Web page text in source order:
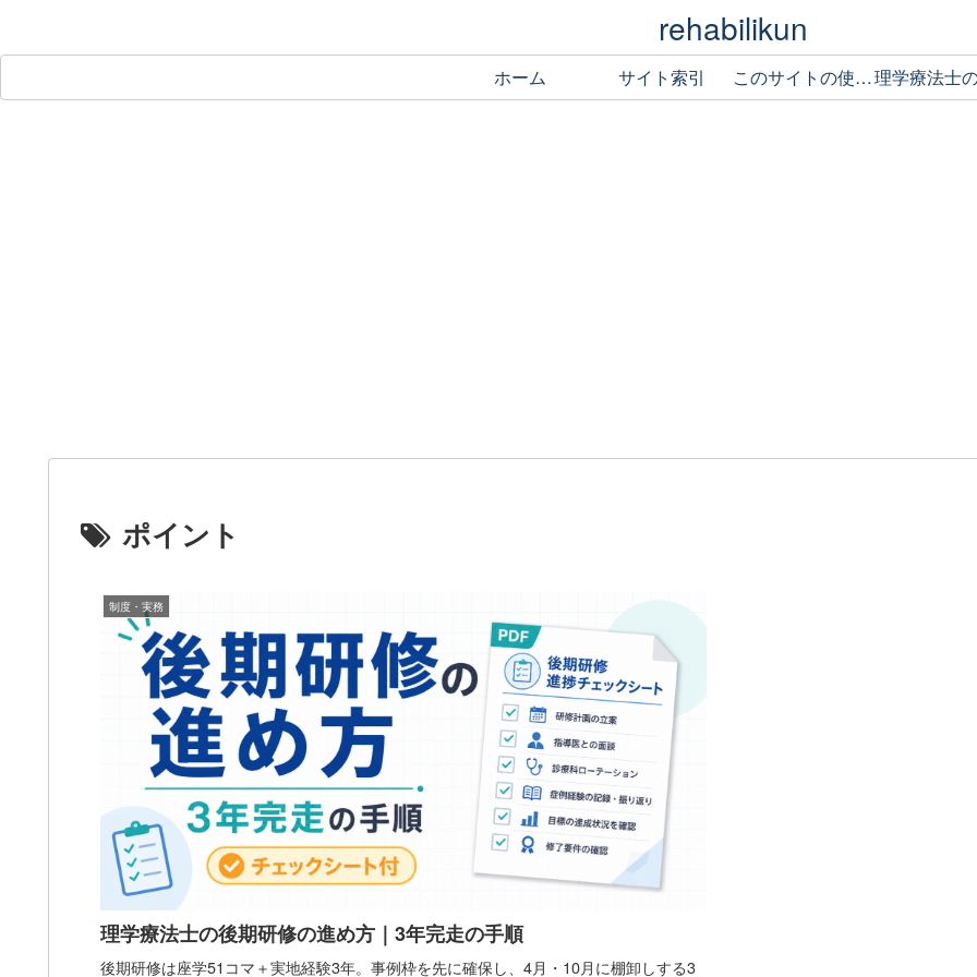
rehabilikun
ホーム サイト索引 このサイトの使い方
ポイント
制度・実務
理学療法士の後期研修の進め方｜3年完走の手順
後期研修は座学51コマ＋実地経験3年。事例枠を先に確保し、4月・10月に棚卸しする3